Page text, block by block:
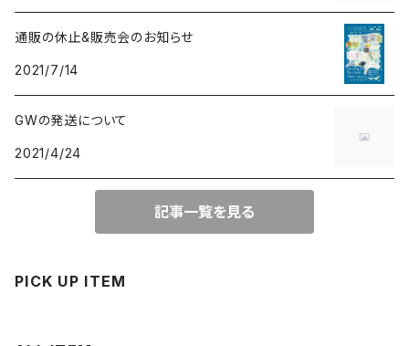
通販の休止&販売会のお知らせ
2021/7/14
GWの発送について
2021/4/24
記事一覧を見る
PICK UP ITEM